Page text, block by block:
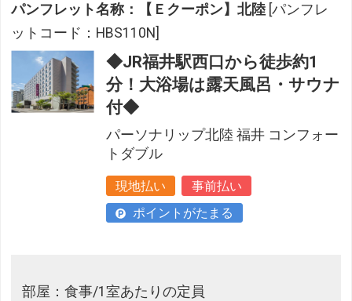
パンフレット名称：【Ｅクーポン】北陸 [パンフレ
ットコード：HBS110N]
◆JR福井駅西口から徒歩約1
分！大浴場は露天風呂・サウナ
付◆
パーソナリップ北陸 福井 コンフォー
トダブル
現地払い
事前払い
ポイントがたまる
部屋：食事/1室あたりの定員